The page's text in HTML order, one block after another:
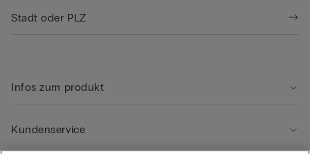
Infos zum produkt
Kundenservice